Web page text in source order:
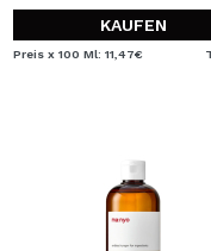
KAUFEN
Preis x 100 Ml: 11,47€